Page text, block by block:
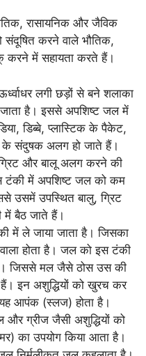
रासायनिक और जैविक
संदूषित करने वाले भौतिक,
करने में सहायता करते हैं।
लगी छड़ों से बने शलाका
जाता है। इससे अपशिष्ट जल में
डिब्बे, प्लास्टिक के पैकेट,
संदुषक अलग हो जाते हैं।
और बालू अलग करने की
टंकी में अपशिष्ट जल को कम
उसमें उपस्थित बालु, ग्रिट
बैठ जाते हैं।
में ले जाया जाता है। जिसका
होता है। जल को इस टंकी
जिससे मल जैसे ठोस उस की
इन अशुद्धियों को खुरच कर
यह आपंक (स्लज) होता है।
ग्रीज जैसी अशुद्धियों को
का उपयोग किया आता है।